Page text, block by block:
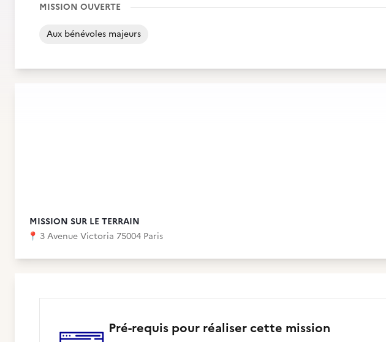
MISSION OUVERTE
Aux bénévoles majeurs
MISSION SUR LE TERRAIN
📍 3 Avenue Victoria 75004 Paris
Pré-requis pour réaliser cette mission